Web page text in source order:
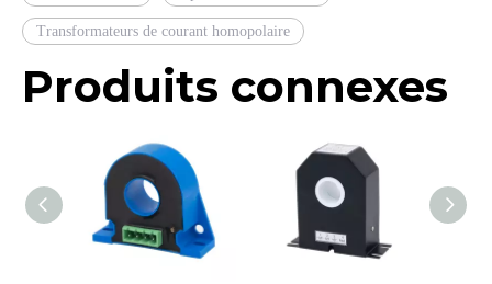
Transformateurs de courant homopolaire
Produits connexes